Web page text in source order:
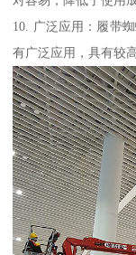
10. 广泛应用：履带
有广泛应用，具有较